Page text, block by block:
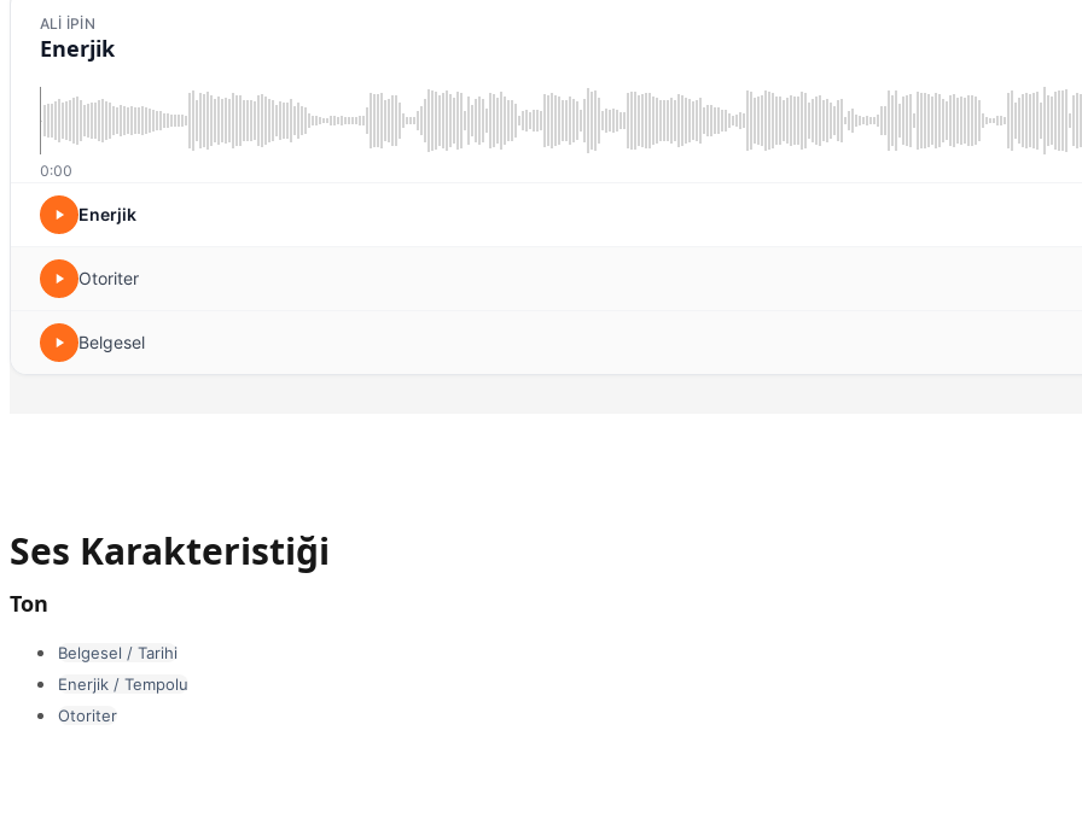
ALI İPIN
Enerjik
0:00
Enerjik
Otoriter
Belgesel
Ses Karakteristiği
Ton
Belgesel / Tarihi
Enerjik / Tempolu
Otoriter